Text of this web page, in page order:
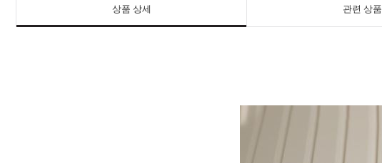
상품 상세 관련 상품